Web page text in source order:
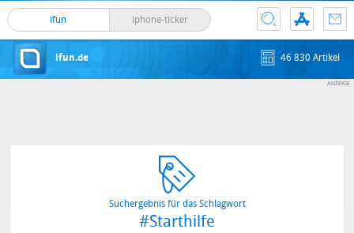
ifun iphone-ticker
ifun.de 46 830 Artikel
Suchergebnis für das Schlagwort
#Starthilfe